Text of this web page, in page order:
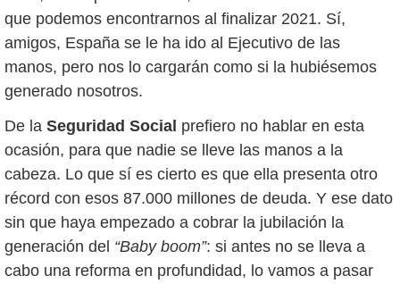
que podemos encontrarnos al finalizar 2021. Sí,
amigos, España se le ha ido al Ejecutivo de las
manos, pero nos lo cargarán como si la hubiésemos
generado nosotros.
De la Seguridad Social prefiero no hablar en esta
ocasión, para que nadie se lleve las manos a la
cabeza. Lo que sí es cierto es que ella presenta otro
récord con esos 87.000 millones de deuda. Y ese dato
sin que haya empezado a cobrar la jubilación la
generación del “Baby boom”: si antes no se lleva a
cabo una reforma en profundidad, lo vamos a pasar